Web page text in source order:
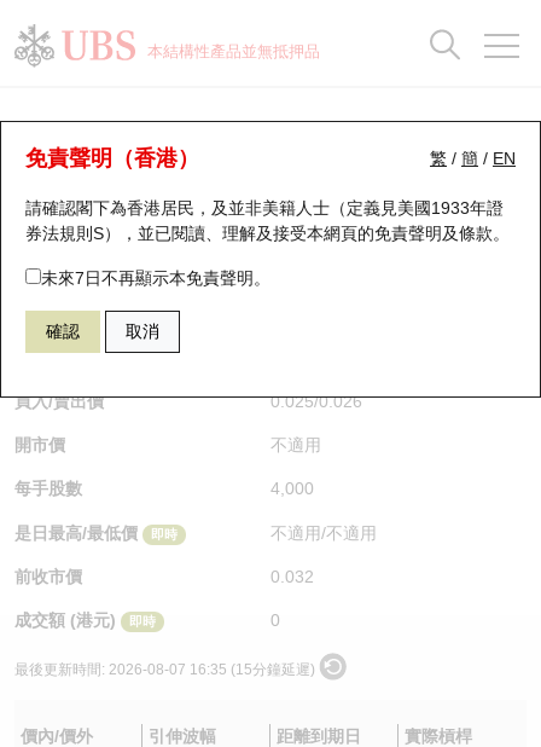
本結構性產品並無抵押品
繁 / 簡 / EN
免責聲明（香港）
請確認閣下為香港居民，及並非美籍人士（定義見美國1933年證
券法規則S），並已閱讀、理解及接受本網頁的免責聲明及條款。
未來7日不再顯示本免責聲明。
確認 取消
認股證分析儀
表現 街貨統計 比較
28858 瑞銀認購 1928 金沙中國有限公司
$0.026 0.006
買入/賣出價 0.025/0.026
開市價 不適用
每手股數 4,000
是日最高/最低價 即時 不適用/不適用
前收市價 0.032
成交額 (港元) 即時 0
最後更新時間: 2026-08-07 16:35 (15分鐘延遲)
價內/價外
引伸波幅
距離到期日
實際槓桿
瑞銀認股證一覽
新發行瑞銀認股證
即將到期認股證
認股證到期結算價查詢
認股證分析儀
認股證速算機
認股證/牛熊證日誌
認股證文件及公告
街貨統計
比較
牛熊全景快搜
牛熊證搜尋
牛熊證街貨分佈圖
正股牛熊證列表
新發行瑞銀牛熊證
已收回牛熊證剩餘價值
牛熊證到期結算價查詢
牛熊證分析儀
街貨統計
比較
十大升幅/跌幅
十大認股證成交分佈
十天股證佔大市成交
資金流
街貨統計
三十大平均引伸波幅
正股分析儀
二十大活躍股份
恒指成份股
國指成份股
科指成份股
相關資產沽空
中資ETFs溢價比較
AH 股價對照
持股比重
顯示所有持股比重
每月輪證大市專題
輪證專欄
講座及教育短片
認股證投資者教育
牛熊證投資者教育
認股證牛熊證常問問題